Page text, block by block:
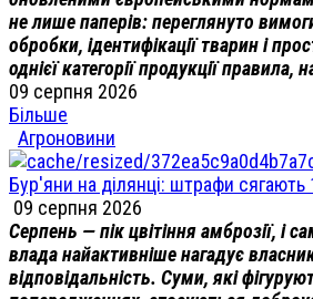
не лише паперів: переглянуто
обробки, ідентифікації тварин і
однієї категорії продукції правила,
09 серпня 2026
Більше
Агроновини
Бур'яни на ділянці: штрафи сягають
09 серпня 2026
Серпень — пік цвітіння амброзії, і
влада найактивніше нагадує
відповідальність. Суми, які